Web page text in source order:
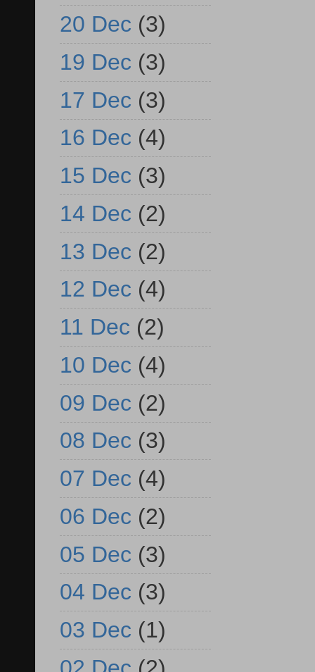
20 Dec (3)
19 Dec (3)
17 Dec (3)
16 Dec (4)
15 Dec (3)
14 Dec (2)
13 Dec (2)
12 Dec (4)
11 Dec (2)
10 Dec (4)
09 Dec (2)
08 Dec (3)
07 Dec (4)
06 Dec (2)
05 Dec (3)
04 Dec (3)
03 Dec (1)